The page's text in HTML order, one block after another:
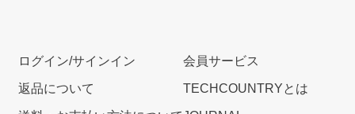
ログイン/サインイン
返品について
会員サービス
TECHCOUNTRYとは